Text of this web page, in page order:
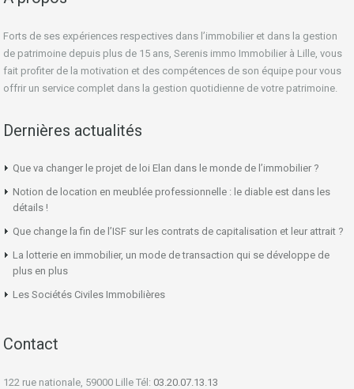
Forts de ses expériences respectives dans l’immobilier et dans la gestion
de patrimoine depuis plus de 15 ans, Serenis immo Immobilier à Lille, vous
fait profiter de la motivation et des compétences de son équipe pour vous
offrir un service complet dans la gestion quotidienne de votre patrimoine.
Dernières actualités
Que va changer le projet de loi Elan dans le monde de l’immobilier ?
Notion de location en meublée professionnelle : le diable est dans les
détails !
Que change la fin de l’ISF sur les contrats de capitalisation et leur attrait ?
La lotterie en immobilier, un mode de transaction qui se développe de
plus en plus
Les Sociétés Civiles Immobilières
Contact
122 rue nationale, 59000 Lille Tél: 03.20.07.13.13